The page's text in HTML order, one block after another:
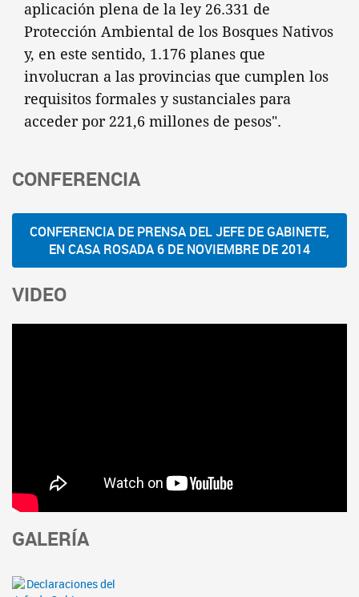
aplicación plena de la ley 26.331 de
Protección Ambiental de los Bosques Nativos
y, en este sentido, 1.176 planes que
involucran a las provincias que cumplen los
requisitos formales y sustanciales para
acceder por 221,6 millones de pesos".
CONFERENCIA
CONFERENCIA DE PRENSA DEL JEFE DE GABINETE,
EN CASA ROSADA 6 DE NOVIEMBRE DE 2014
VIDEO
GALERÍA